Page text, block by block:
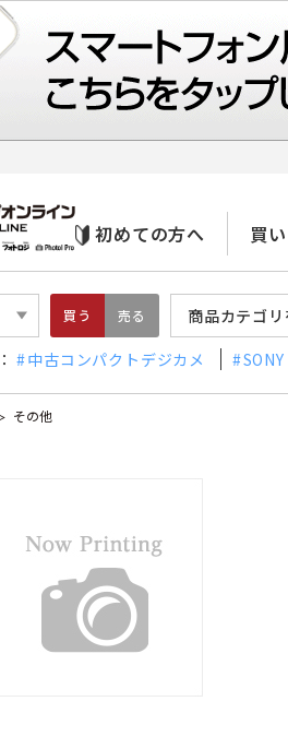
初めての方へ 買
買う 売る 商品カテゴ
中古コンパクトデジカメ
その他